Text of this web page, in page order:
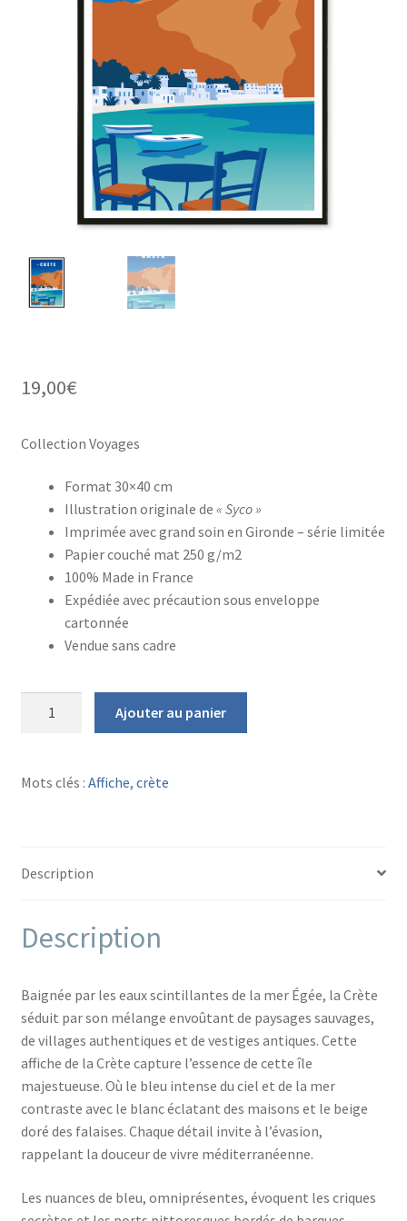
19,00€
Collection Voyages
Format 30×40 cm
Illustration originale de « Syco »
Imprimée avec grand soin en Gironde – série limitée
Papier couché mat 250 g/m2
100% Made in France
Expédiée avec précaution sous enveloppe
cartonnée
Vendue sans cadre
CRETE
Ajouter au panier
Mots clés : Affiche, crète
Description
Description
Baignée par les eaux scintillantes de la mer Égée, la Crète
séduit par son mélange envoûtant de paysages sauvages,
de villages authentiques et de vestiges antiques. Cette
affiche de la Crète capture l’essence de cette île
majestueuse. Où le bleu intense du ciel et de la mer
contraste avec le blanc éclatant des maisons et le beige
doré des falaises. Chaque détail invite à l’évasion,
rappelant la douceur de vivre méditerranéenne.
Les nuances de bleu, omniprésentes, évoquent les criques